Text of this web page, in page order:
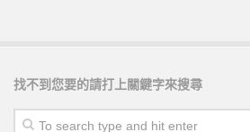
找不到您要的請打上關鍵字來搜尋